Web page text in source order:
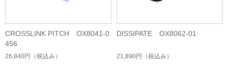
CROSSLINK PITCH OX8041-0
456
26,840円 （税込み）
DISSIPATE OX8062-01
21,890円 （税込み）